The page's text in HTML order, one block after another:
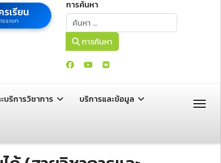
เรียน
การค้นหา
การค้นหา
การค้นหา
บริการวิชาการ บริการและข้อมูล